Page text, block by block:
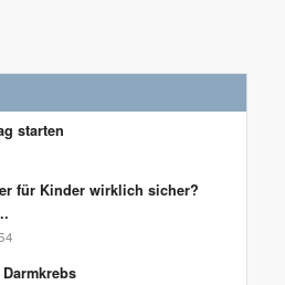
starten
für Kinder wirklich sicher?